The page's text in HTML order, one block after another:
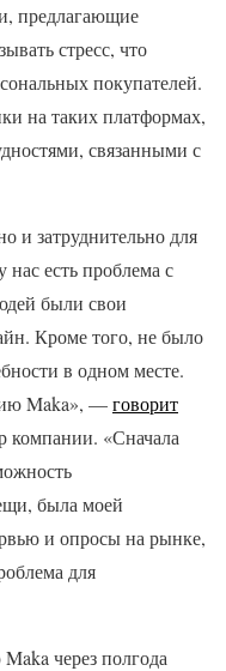
предлагающие
стресс, что
покупателей.
на таких платформах,
связанными с
и затруднительно для
нас есть проблема с
были свои
Кроме того, не было
в одном месте.
Maka», —говорит
компании. «Сначала
была моей
и опросы на рынке,
для
через полгода